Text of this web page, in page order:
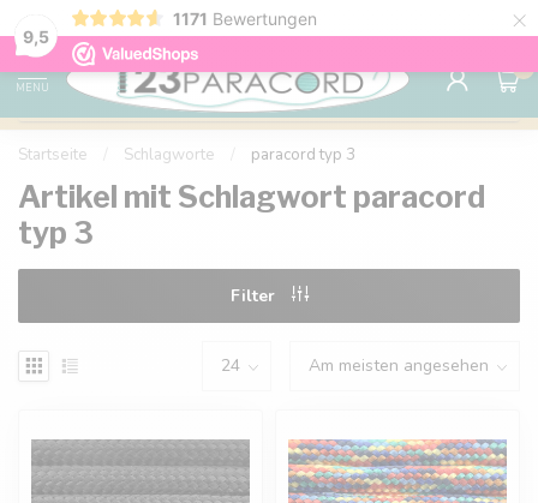
9,5
1171 Bewertungen ×
Kostenlose Lieferung nach Hause ab 150 €
MENU
0
Startseite Schlagworte paracord typ 3
Artikel mit Schlagwort paracord
typ 3
Filter